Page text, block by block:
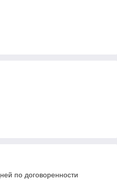
по договоренности